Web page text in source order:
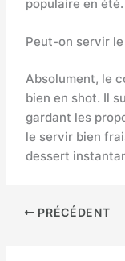
populaire en été.
Peut-on servir
Absolument, le
bien en shot. Il
gardant les
le servir bien
dessert
PRÉCÉDENT